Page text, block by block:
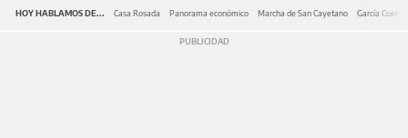
HOY HABLAMOS DE... Casa Rosada Panorama económico Marcha de San Cayetano García Cuerva